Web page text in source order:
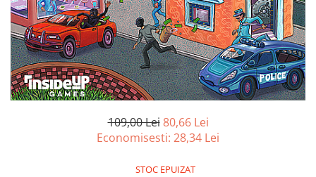
Portofolii/ Clasoare pentru carti
The Army Painter
Organizatoare
Zaruri
Carti
Carti de joc
Alte produse Hobby109,00 Lei 80,66 Lei
Economisesti: 28,34 Lei
STOC EPUIZAT